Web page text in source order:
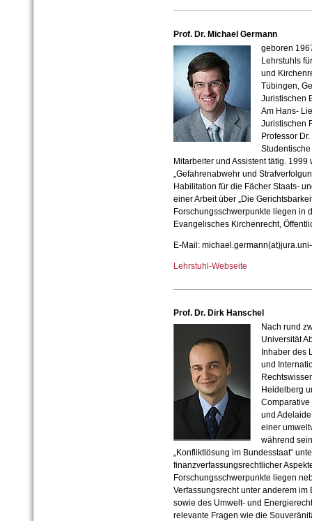
Prof. Dr. Michael Germann
geboren
Lehrstuhls
und
Tübingen,
Juristischen
Am Hans-
Juristischen
Professor
Mitarbeiter und Assistent tätig.
„Gefahrenabwehr und
Habilitation für die Fächer Staats-
einer Arbeit über „Die
Forschungsschwerpunkte liegen in
Evangelisches Kirchenrecht,
E-Mail:
Lehrstuhl-Webseite
Prof. Dr. Dirk Hanschel
Nach rund
Universität
Inhaber des
und
Heidelberg
und
einer
während
„Konfliktlösung im Bundesstaat“
finanzverfassungsrechtlicher
Forschungsschwerpunkte liegen
Verfassungsrecht unter anderem
sowie des Umwelt- und
relevante Fragen wie die